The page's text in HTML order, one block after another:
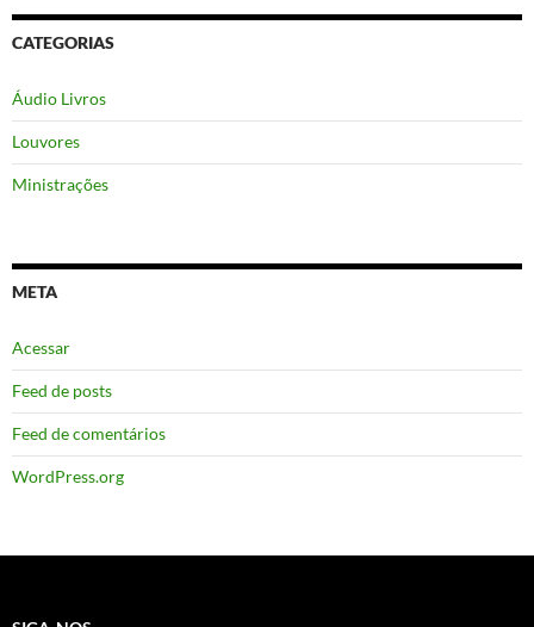
CATEGORIAS
Áudio Livros
Louvores
Ministrações
META
Acessar
Feed de posts
Feed de comentários
WordPress.org